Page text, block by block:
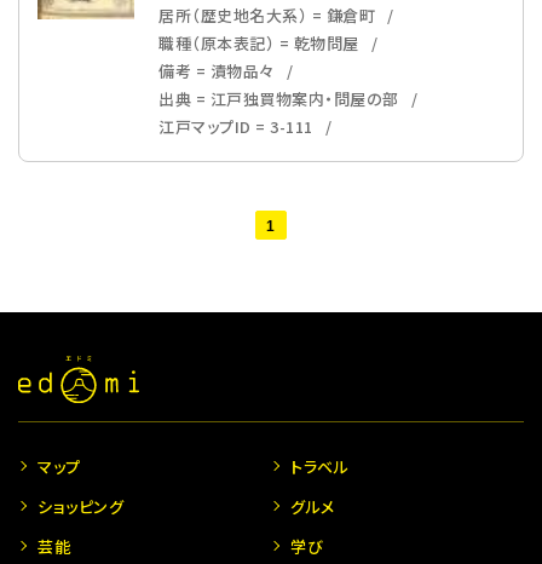
居所（歴史地名大系） = 鎌倉町
職種（原本表記） = 乾物問屋
備考 = 漬物品々
出典 = 江戸独買物案内・問屋の部
江戸マップID = 3-111
1
マップ
トラベル
ショッピング
グルメ
芸能
学び